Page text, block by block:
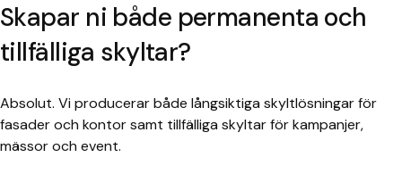
Skapar ni både permanenta och
tillfälliga skyltar?
Absolut. Vi producerar både långsiktiga skyltlösningar för
fasader och kontor samt tillfälliga skyltar för kampanjer,
mässor och event.